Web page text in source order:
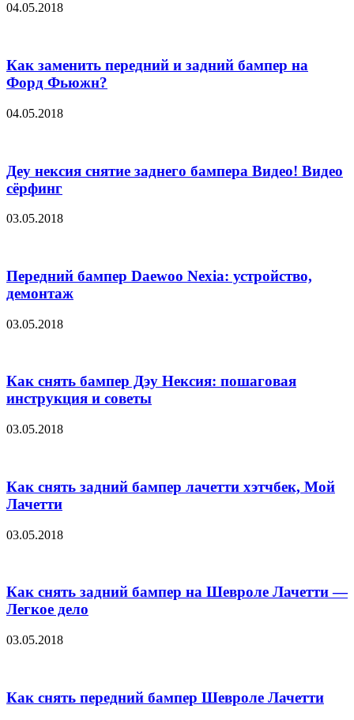
04.05.2018
Как заменить передний и задний бампер на
Форд Фьюжн?
04.05.2018
Деу нексия снятие заднего бампера Видео! Видео
сёрфинг
03.05.2018
Передний бампер Daewoo Nexia: устройство,
демонтаж
03.05.2018
Как снять бампер Дэу Нексия: пошаговая
инструкция и советы
03.05.2018
Как снять задний бампер лачетти хэтчбек, Мой
Лачетти
03.05.2018
Как снять задний бампер на Шевроле Лачетти —
Легкое дело
03.05.2018
Как снять передний бампер Шевроле Лачетти